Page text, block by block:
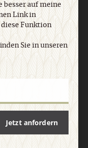
auf meine
Link in
Funktion
Sie in unseren
Jetzt anfordern